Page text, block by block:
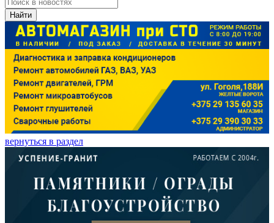
Найти
вернуться в раздел